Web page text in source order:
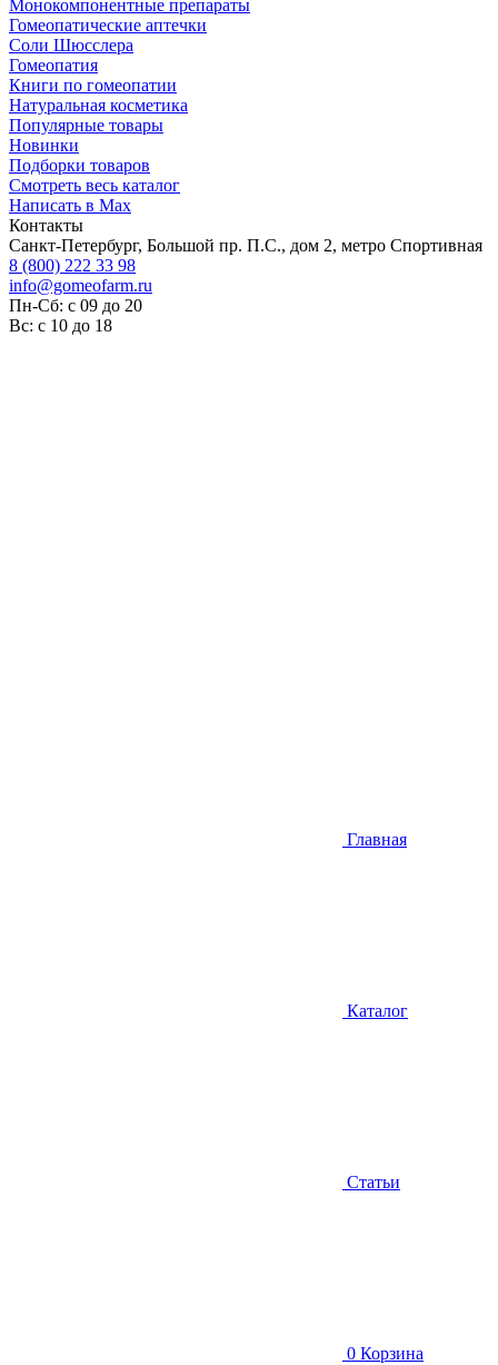
Монокомпонентные препараты
Гомеопатические аптечки
Соли Шюсслера
Гомеопатия
Книги по гомеопатии
Натуральная косметика
Популярные товары
Новинки
Подборки товаров
Смотреть весь каталог
Написать в Max
Контакты
Санкт-Петербург, Большой пр. П.С., дом 2, метро Спортивная
8 (800) 222 33 98
info@gomeofarm.ru
Пн-Сб: с 09 до 20
Вс: с 10 до 18
Главная
Каталог
Статьи
0 Корзина